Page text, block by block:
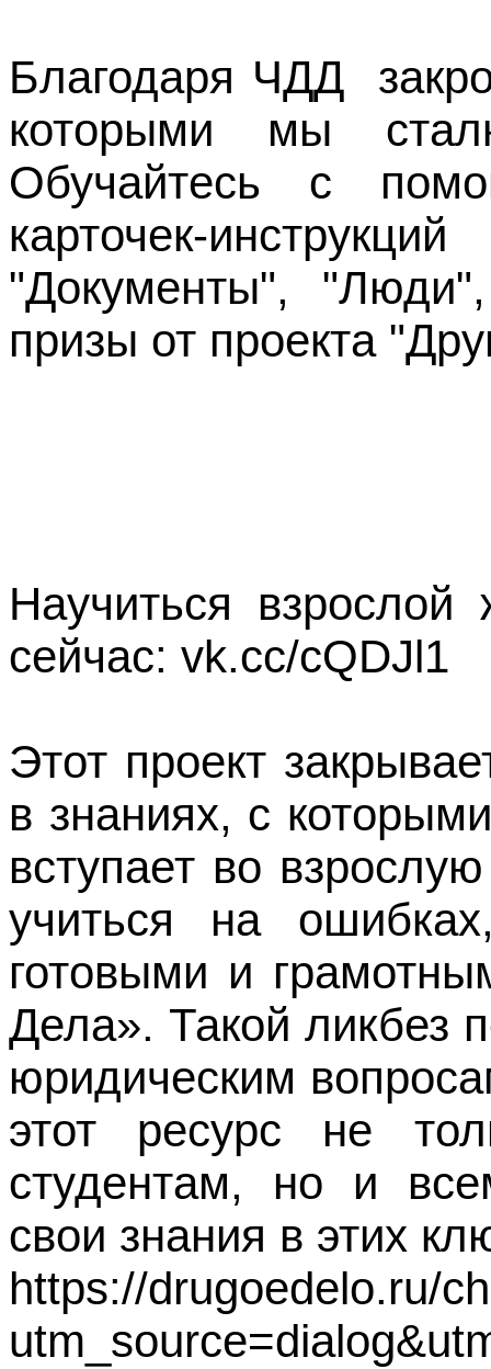
Благодаря ЧДД
которыми мы
Обучайтесь с
карточек-
"Документы",
призы от проекта
Научиться
сейчас: vk.cc/cQDJl1
Этот проект
в знаниях, с
вступает во
учиться на
готовыми и
Дела». Такой
юридическим
этот ресурс не
студентам, но и
свои знания в этих
https://drugoedelo.ru/